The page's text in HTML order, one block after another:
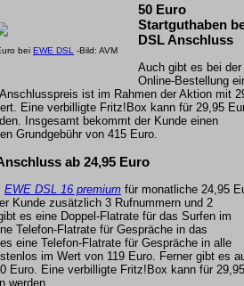
bei EWE DSL -Bild: AVM
50 Euro
Startguthaben
DSL Anschluss
Auch gibt es bei der
Online-Bestellung
ist im Rahmen der Aktion mit
Eine verbilligte Fritz!Box kann für 29,95
Insgesamt bekommt der Kunde einen
Grundgebühr von 415 Euro.
ab 24,95 Euro
EWE DSL 16 premium für monatliche 24,95
Kunde zusätzlich 3 Rufnummern und 2
es eine Doppel-Flatrate für das Surfen im
Telefon-Flatrate für Gespräche in das
eine Telefon-Flatrate für Gespräche in alle
im Wert von 119 Euro. Ferner gibt es
Euro. Eine verbilligte Fritz!Box kann für 29,95
werden.